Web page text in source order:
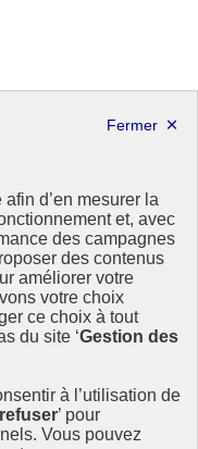
national à la
communications
d'un site
général au
du ministère de la
fenêtre
d’en mesurer la
et, avec
des campagnes
des contenus
améliorer votre
votre choix
ce choix à tout
du site ‘Gestion des
à l’utilisation de
’ pour
Vous pouvez